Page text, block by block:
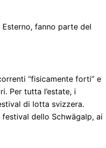
fanno parte del
“fisicamente forti” e
Per tutta l’estate, i
di lotta svizzera.
dello Schwägalp, ai